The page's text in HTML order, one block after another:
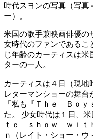
時代スヨンの写真（写真
ー）。
米国の歌手兼映画俳優の
女時代のファンであるこ
じ年齢のカーティスは米
ターの一人。
カーティスは４日（現地
レターマンショーの舞台
「私も『Ｔｈｅ Ｂｏｙ
た。 少女時代は１日、
ｔｅ ｓｈｏｗ ｗｉｔ
ｎ（レイト・ショー・